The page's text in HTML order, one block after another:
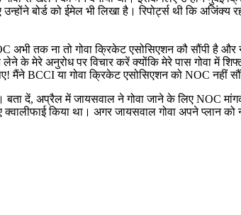
बोर्ड को ईमेल भी लिखा है। रिपोर्ट्स थी कि
अभी तक ना तो गोवा क्रिकेट एसोसिएशन कौ सौंपी है
के मेरे अनुरोध पर विचार करें क्योंकि मेरे पास गोवा में
BCCI या गोवा क्रिकेट एसोसिएशन को NOC नहीं
बता दें, अप्रैल में जायसवाल ने गोवा जाने के लिए NOC
किया था। अगर जायसवाल गोवा अपने